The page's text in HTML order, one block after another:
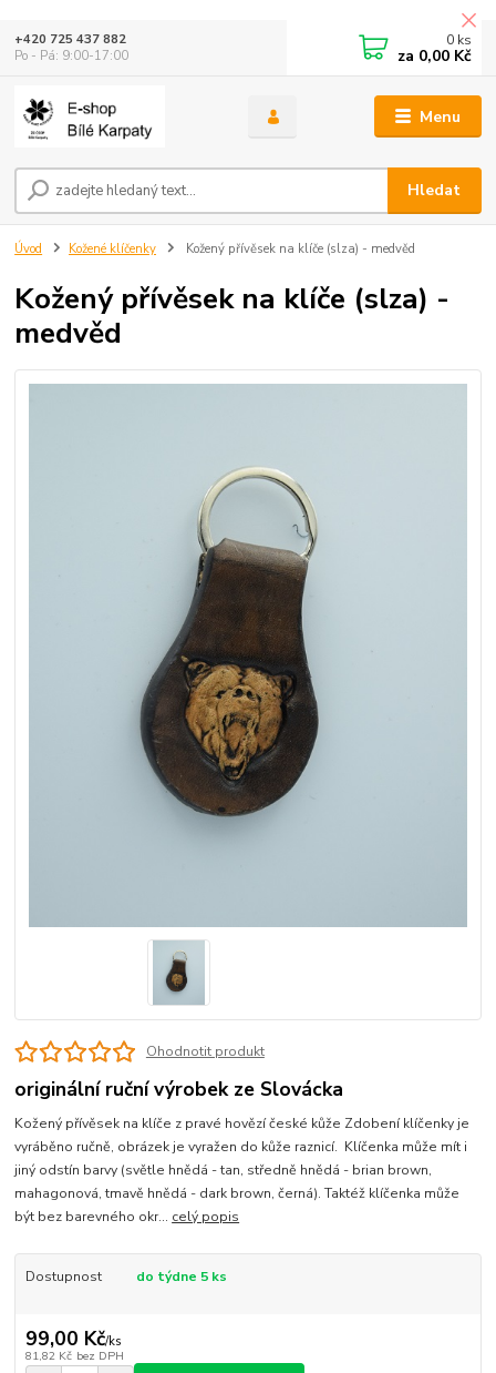
Menu
Hledat
+420 725 437 882
Po - Pá: 9:00-17:00
0 ks
za 0,00 Kč
Úvod Kožené klíčenky Kožený přívěsek na klíče (slza) - medvěd
Kožený přívěsek na klíče (slza) -
medvěd
Ohodnotit produkt
originální ruční výrobek ze Slovácka
Kožený přívěsek na klíče z pravé hovězí české kůže Zdobení klíčenky je
vyráběno ručně, obrázek je vyražen do kůže raznicí. Klíčenka může mít i
jiný odstín barvy (světle hnědá - tan, středně hnědá - brian brown,
mahagonová, tmavě hnědá - dark brown, černá). Taktéž klíčenka může
být bez barevného okr... celý popis
Dostupnost do týdne 5 ks
99,00 Kč/ks
81,82 Kč bez DPH